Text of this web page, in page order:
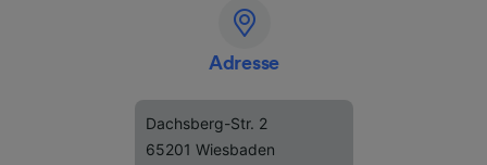
Adresse
Dachsberg-Str. 2
65201 Wiesbaden